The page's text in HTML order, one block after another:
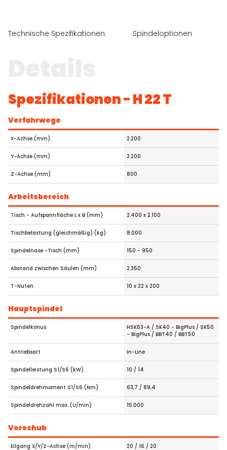
Technische Spezifikationen Spindeloptionen
Spezifikationen - H 22 T
Verfahrwege
X-Achse (mm) 2.200
Y-Achse (mm) 2.200
Z-Achse (mm) 800
Arbeitsbereich
Tisch - Aufspannfläche L x B (mm) 2.400 x 2.100
Tischbelastung (gleichmäßig) (kg) 8.000
Spindelnase -Tisch (mm) 150 - 950
Abstand zwischen Säulen (mm) 2.350
T-Nuten 10 x 22 x 200
Hauptspindel
Spindelkonus
HSK63-A / SK40 - BigPlus / SK50
- BigPlus / BBT40 / BBT50
Antriebsart In-Line
Spindelleistung S1/S6 (kW) 10 / 14
Spindeldrehmoment S1/S6 (Nm) 63,7 / 89,4
Spindeldrehzahl max. (U/min) 15.000
Vorschub
Eilgang X/Y/Z-Achse (m/min) 20 / 16 / 20